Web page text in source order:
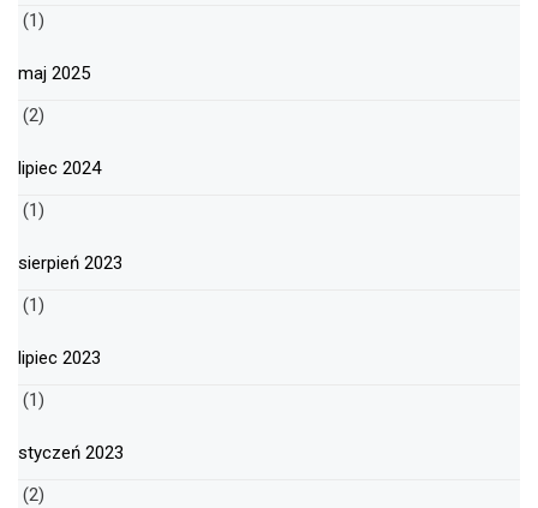
(1)
maj 2025
(2)
lipiec 2024
(1)
sierpień 2023
(1)
lipiec 2023
(1)
styczeń 2023
(2)